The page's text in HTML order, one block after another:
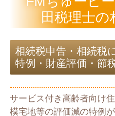
田税理士の
相続税申告・相続税
特例・財産評価・節
サービス付き高齢者向け
模宅地等の評価減の特例